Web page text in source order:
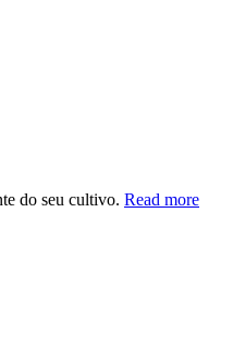
do seu cultivo. Read more